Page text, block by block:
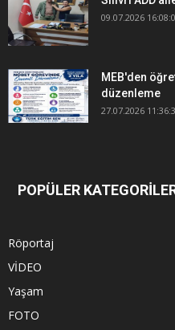
09.07.2026
MEB'den
düzenleme
27.07.2026
POPÜLER
Röportaj
VİDEO
Yaşam
FOTO